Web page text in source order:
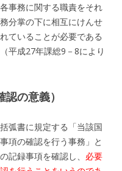
事務に関する職責をそれ
分掌の下に相互にけんせ
ていることが必要である
平成27年課総9－8により
の意義）
弧書に規定する「当該国
項の確認を行う事務」と
記録事項を確認し、 必要